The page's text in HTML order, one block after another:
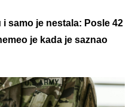
samo je nestala: Posle 42
je kada je saznao